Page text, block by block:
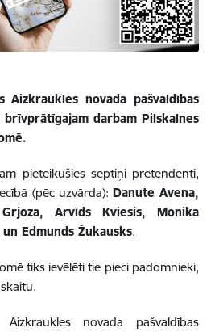
Aizkraukles novada pašvaldības
darbam Pilskalnes
pieteikušies septiņi pretendenti,
(pēc uzvārda): Danute Avena,
Arvīds Kviesis, Monika
Edmunds Žukausks.
tiks ievēlēti tie pieci padomnieki,
Aizkraukles novada pašvaldības